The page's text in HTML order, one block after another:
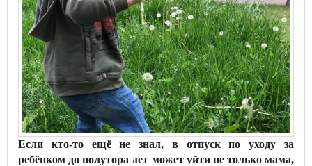
Если кто-то ещё не знал, в отпуск по уходу за
ребёнком до полутора лет может уйти не только мама,